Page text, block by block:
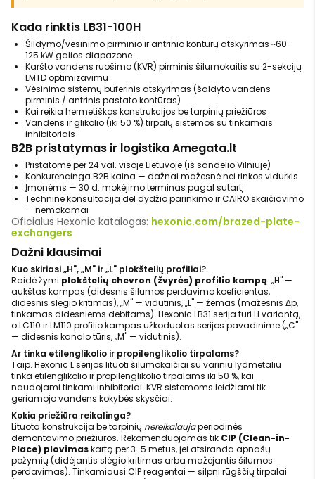
Kada rinktis LB31-100H
Šildymo/vėsinimo pirminio ir antrinio kontūrų atskyrimas ~60-
125 kW galios diapazone
Karšto vandens ruošimo (KVR) pirminis šilumokaitis su 2-sekcijų
LMTD optimizavimu
Vėsinimo sistemų buferinis atskyrimas (šaldyto vandens
pirminis / antrinis pastato kontūras)
Kai reikia hermetiškos konstrukcijos be tarpinių priežiūros
Vandens ir glikolio (iki 50 %) tirpalų sistemos su tinkamais
inhibitoriais
B2B pristatymas ir logistika Amegata.lt
Pristatome per 24 val. visoje Lietuvoje (iš sandėlio Vilniuje)
Konkurencinga B2B kaina — dažnai mažesnė nei rinkos vidurkis
Įmonėms — 30 d. mokėjimo terminas pagal sutartį
Techninė konsultacija dėl dydžio parinkimo ir CAIRO skaičiavimo
— nemokamai
Oficialus Hexonic katalogas: hexonic.com/brazed-plate-
exchangers
Dažni klausimai
Kuo skiriasi „H", „M" ir „L" plokštelių profiliai?
Raidė žymi plokštelių chevron (žvyrės) profilio kampą: „H" —
aukštas kampas (didesnis šilumos perdavimo koeficientas,
didesnis slėgio kritimas), „M" — vidutinis, „L" — žemas (mažesnis Δp,
tinkamas didesniems debitams). Hexonic LB31 serija turi H variantą,
o LC110 ir LM110 profilio kampas užkoduotas serijos pavadinime („C"
— didesnis kanalo tūris, „M" — vidutinis).
Ar tinka etilenglikolio ir propilenglikolio tirpalams?
Taip. Hexonic L serijos lituoti šilumokaičiai su variniu lydmetaliu
tinka etilenglikolio ir propilenglikolio tirpalams iki 50 %, kai
naudojami tinkami inhibitoriai. KVR sistemoms leidžiami tik
geriamojo vandens kokybės skysčiai.
Kokia priežiūra reikalinga?
Lituota konstrukcija be tarpinių nereikalaujaperiodinės
demontavimo priežiūros. Rekomenduojamas tik CIP (Clean-in-
Place) plovimaskartą per 3-5 metus, jei atsiranda apnašų
požymių (didėjantis slėgio kritimas arba mažėjantis šilumos
perdavimas). Tinkamiausi CIP reagentai — silpni rūgščių tirpalai